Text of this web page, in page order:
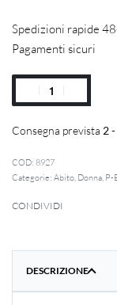
Spedizioni rapide
Pagamenti sicuri
Consegna prevista 2
8927
Categorie: Abito, Donna, P-
CONDIVIDI
DESCRIZIONE